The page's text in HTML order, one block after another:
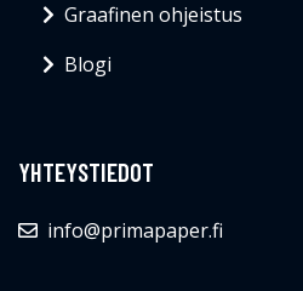
Graafinen ohjeistus
Blogi
YHTEYSTIEDOT
info@primapaper.fi